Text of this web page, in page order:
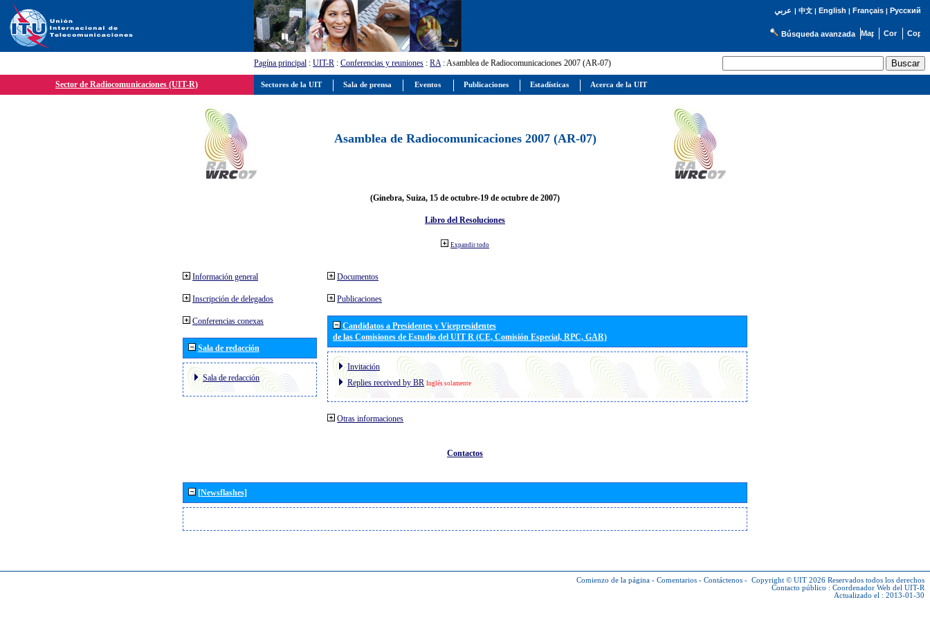
عربي | 中文| English | Français| Русский
Búsqueda avanzada
Pagína principal : UIT-R : Conferencias y reuniones : RA: Asamblea de Radiocomunicaciones 2007 (AR-07)
Sector de Radiocomunicaciones (UIT-R)
Asamblea de Radiocomunicaciones 2007 (AR-07)
(Ginebra, Suiza, 15 de octubre-19 de octubre de 2007)
Libro del Resoluciones
Expandir todo
Información general
Inscripción de delegados
Conferencias conexas
Sala de redacción
Sala de redacción
Documentos
Publicaciones
Candidatos a Presidentes y Vicepresidentes
de las Comisiones de Estudio del UIT R (CE, Comisión Especial, RPC, GAR)
Invitación
Replies received by BR Inglés solamente
Otras informaciones
Contactos
[Newsflashes]
Comienzo de la página - Comentarios - Contáctenos - Copyright © UIT 2026 Reservados todos los derechos
Contacto público : Coordenador Web del UIT-R
Actualizado el : 2013-01-30
Sectores de la UIT Sala de prensa Eventos Publicaciones Estadísticas Acerca de la UIT